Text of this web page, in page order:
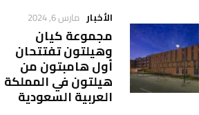
الأخبار مارس 6, 2024
مجموعة كيان
وهيلتون تفتتحان
أول هامبتون من
هيلتون في المملكة
العربية السعودية